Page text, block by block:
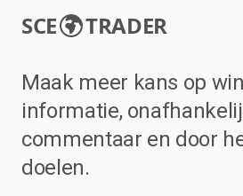
SCE TRADER
Maak meer kans op
informatie,
commentaar en door
doelen.